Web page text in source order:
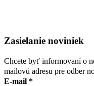
Zasielanie noviniek
Chcete byť informovaní o
mailovú adresu pre odber
E-mail *